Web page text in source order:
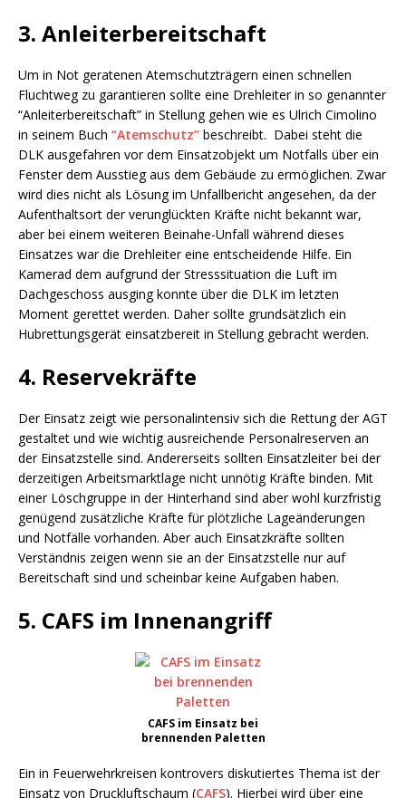
3. Anleiterbereitschaft
Um in Not geratenen Atemschutzträgern einen schnellen
Fluchtweg zu garantieren sollte eine Drehleiter in so genannter
“Anleiterbereitschaft” in Stellung gehen wie es Ulrich Cimolino
in seinem Buch “Atemschutz” beschreibt. Dabei steht die
DLK ausgefahren vor dem Einsatzobjekt um Notfalls über ein
Fenster dem Ausstieg aus dem Gebäude zu ermöglichen. Zwar
wird dies nicht als Lösung im Unfallbericht angesehen, da der
Aufenthaltsort der verunglückten Kräfte nicht bekannt war,
aber bei einem weiteren Beinahe-Unfall während dieses
Einsatzes war die Drehleiter eine entscheidende Hilfe. Ein
Kamerad dem aufgrund der Stresssituation die Luft im
Dachgeschoss ausging konnte über die DLK im letzten
Moment gerettet werden. Daher sollte grundsätzlich ein
Hubrettungsgerät einsatzbereit in Stellung gebracht werden.
4. Reservekräfte
Der Einsatz zeigt wie personalintensiv sich die Rettung der AGT
gestaltet und wie wichtig ausreichende Personalreserven an
der Einsatzstelle sind. Andererseits sollten Einsatzleiter bei der
derzeitigen Arbeitsmarktlage nicht unnötig Kräfte binden. Mit
einer Löschgruppe in der Hinterhand sind aber wohl kurzfristig
genügend zusätzliche Kräfte für plötzliche Lageänderungen
und Notfälle vorhanden. Aber auch Einsatzkräfte sollten
Verständnis zeigen wenn sie an der Einsatzstelle nur auf
Bereitschaft sind und scheinbar keine Aufgaben haben.
5. CAFS im Innenangriff
CAFS im Einsatz bei
brennenden Paletten
Ein in Feuerwehrkreisen kontrovers diskutiertes Thema ist der
Einsatz von Druckluftschaum (CAFS). Hierbei wird über eine